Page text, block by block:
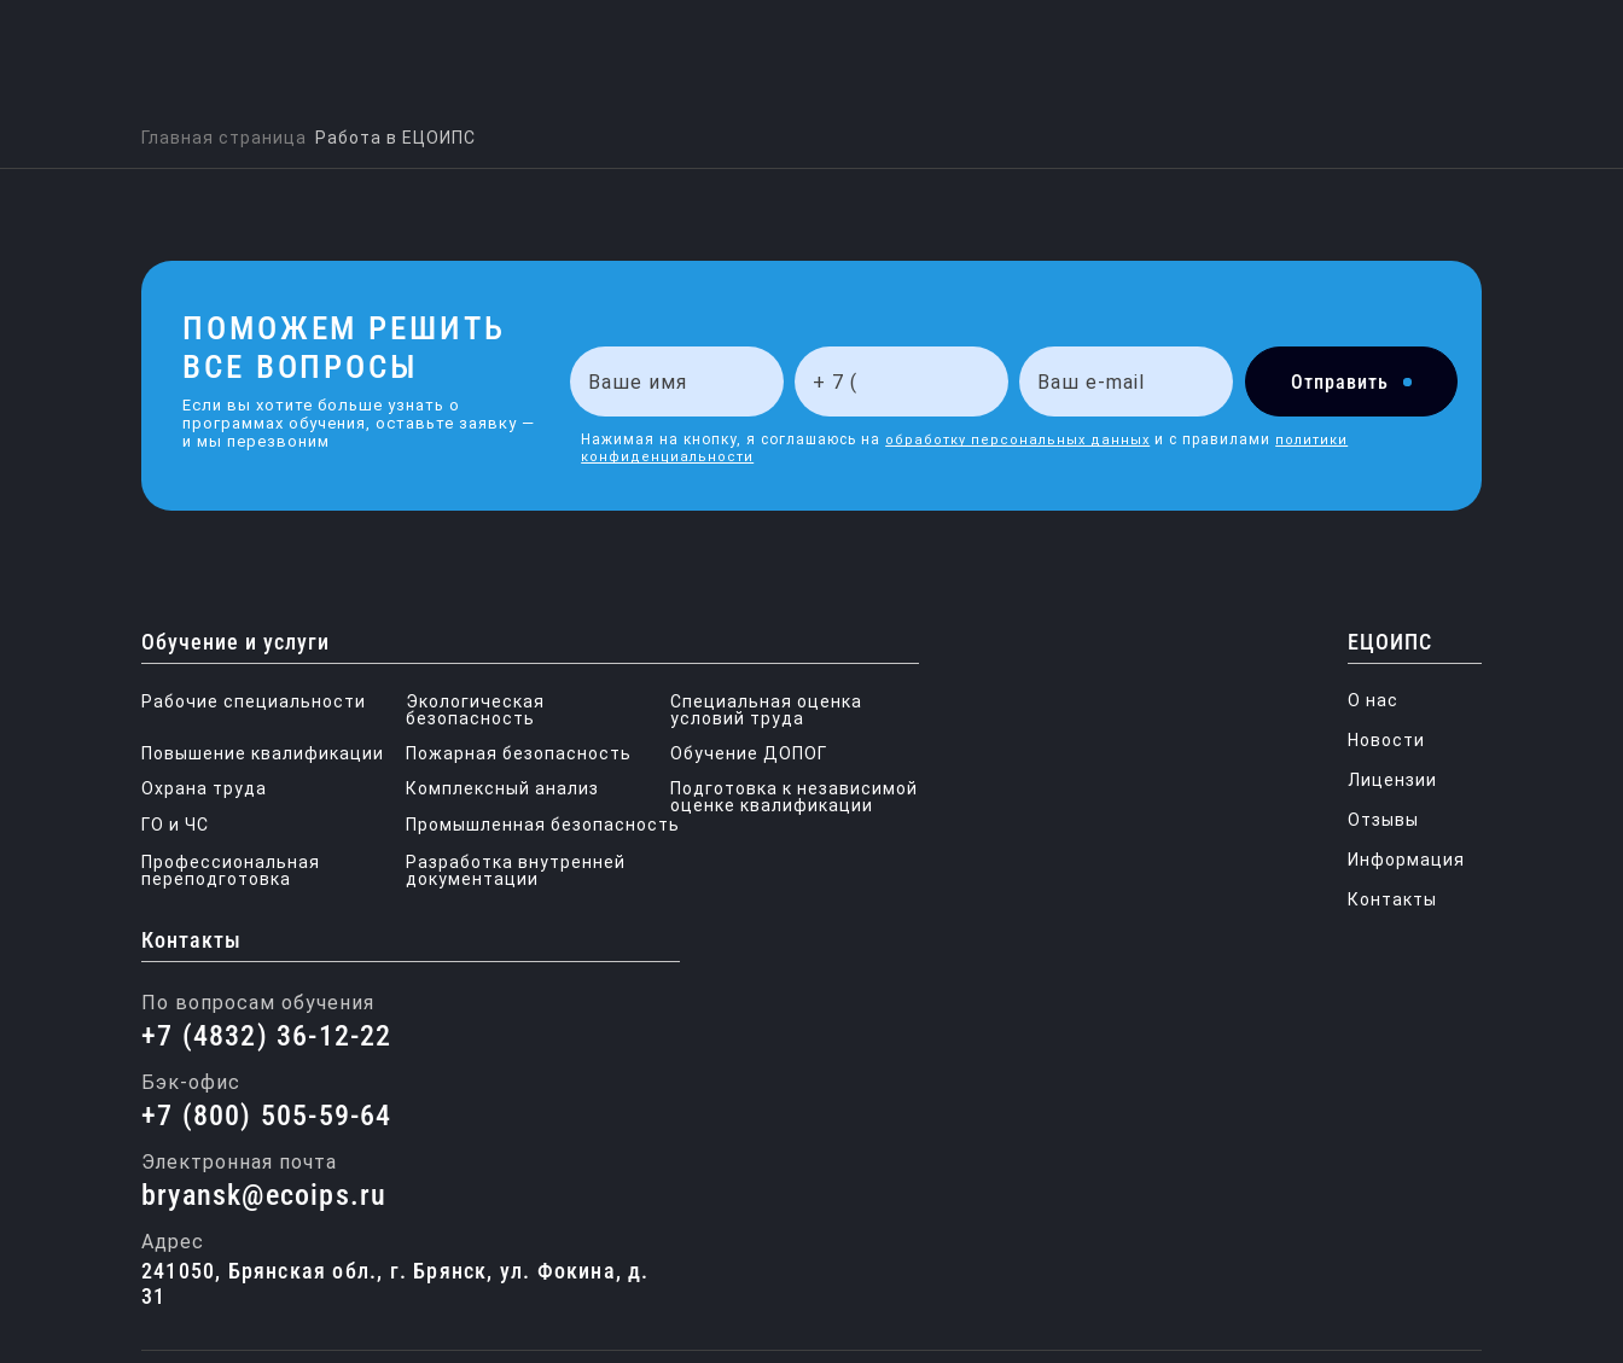
Главная страница Работа в ЕЦОИПС
ПОМОЖЕМ РЕШИТЬ
ВСЕ ВОПРОСЫ
Если вы хотите больше узнать о
программах обучения, оставьте заявку —
и мы перезвоним
Отправить
Нажимая на кнопку, я соглашаюсь на обработку персональных данных и с правилами политики
конфиденциальности
Обучение и услуги
Рабочие специальности
Экологическая
безопасность
Специальная оценка
условий труда
Повышение квалификации
Пожарная безопасность
Обучение ДОПОГ
Охрана труда
Комплексный анализ
Подготовка к независимой
оценке квалификации
ГО и ЧС
Промышленная безопасность
Профессиональная
переподготовка
Разработка внутренней
документации
ЕЦОИПС
О нас
Новости
Лицензии
Отзывы
Информация
Контакты
Контакты
По вопросам обучения
+7 (4832) 36-12-22
Бэк-офис
+7 (800) 505-59-64
Электронная почта
bryansk@ecoips.ru
Адрес
241050, Брянская обл., г. Брянск, ул. Фокина, д.
31